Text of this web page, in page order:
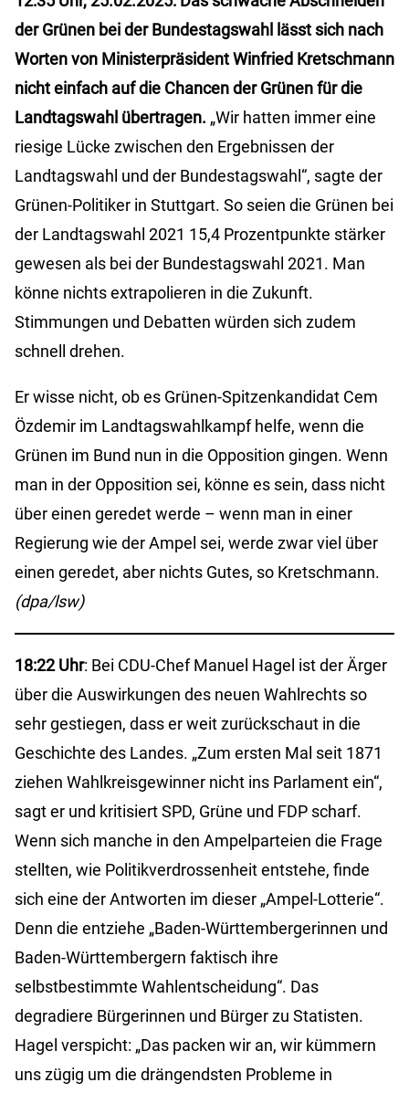
der Grünen bei der Bundestagswahl lässt sich nach
Worten von Ministerpräsident Winfried Kretschmann
nicht einfach auf die Chancen der Grünen für die
Landtagswahl übertragen. „Wir hatten immer eine
riesige Lücke zwischen den Ergebnissen der
Landtagswahl und der Bundestagswahl“, sagte der
Grünen-Politiker in Stuttgart. So seien die Grünen bei
der Landtagswahl 2021 15,4 Prozentpunkte stärker
gewesen als bei der Bundestagswahl 2021. Man
könne nichts extrapolieren in die Zukunft.
Stimmungen und Debatten würden sich zudem
schnell drehen.
Er wisse nicht, ob es Grünen-Spitzenkandidat Cem
Özdemir im Landtagswahlkampf helfe, wenn die
Grünen im Bund nun in die Opposition gingen. Wenn
man in der Opposition sei, könne es sein, dass nicht
über einen geredet werde – wenn man in einer
Regierung wie der Ampel sei, werde zwar viel über
einen geredet, aber nichts Gutes, so Kretschmann.
(dpa/lsw)
18:22 Uhr: Bei CDU-Chef Manuel Hagel ist der Ärger
über die Auswirkungen des neuen Wahlrechts so
sehr gestiegen, dass er weit zurückschaut in die
Geschichte des Landes. „Zum ersten Mal seit 1871
ziehen Wahlkreisgewinner nicht ins Parlament ein“,
sagt er und kritisiert SPD, Grüne und FDP scharf.
Wenn sich manche in den Ampelparteien die Frage
stellten, wie Politikverdrossenheit entstehe, finde
sich eine der Antworten im dieser „Ampel-Lotterie“.
Denn die entziehe „Baden-Württembergerinnen und
Baden-Württembergern faktisch ihre
selbstbestimmte Wahlentscheidung“. Das
degradiere Bürgerinnen und Bürger zu Statisten.
Hagel verspicht: „Das packen wir an, wir kümmern
uns zügig um die drängendsten Probleme in